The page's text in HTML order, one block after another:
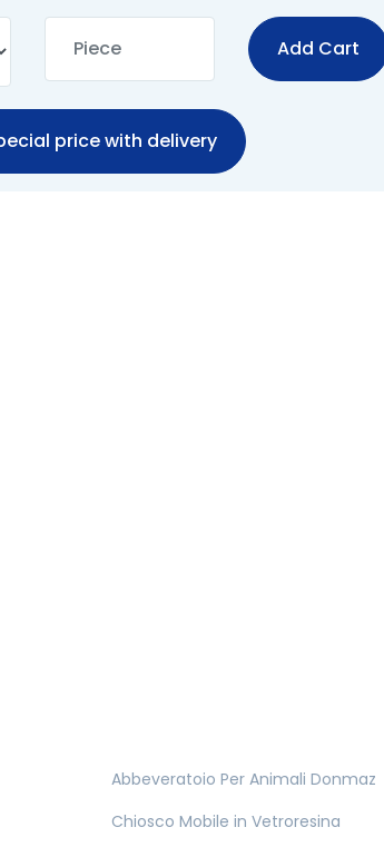
Add Cart
price with delivery
Abbeveratoio Per Animali Donmaz
Chiosco Mobile in Vetroresina